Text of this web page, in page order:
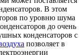
В этом
по уровню шума
до очень
конденсаторов с
позволяет в